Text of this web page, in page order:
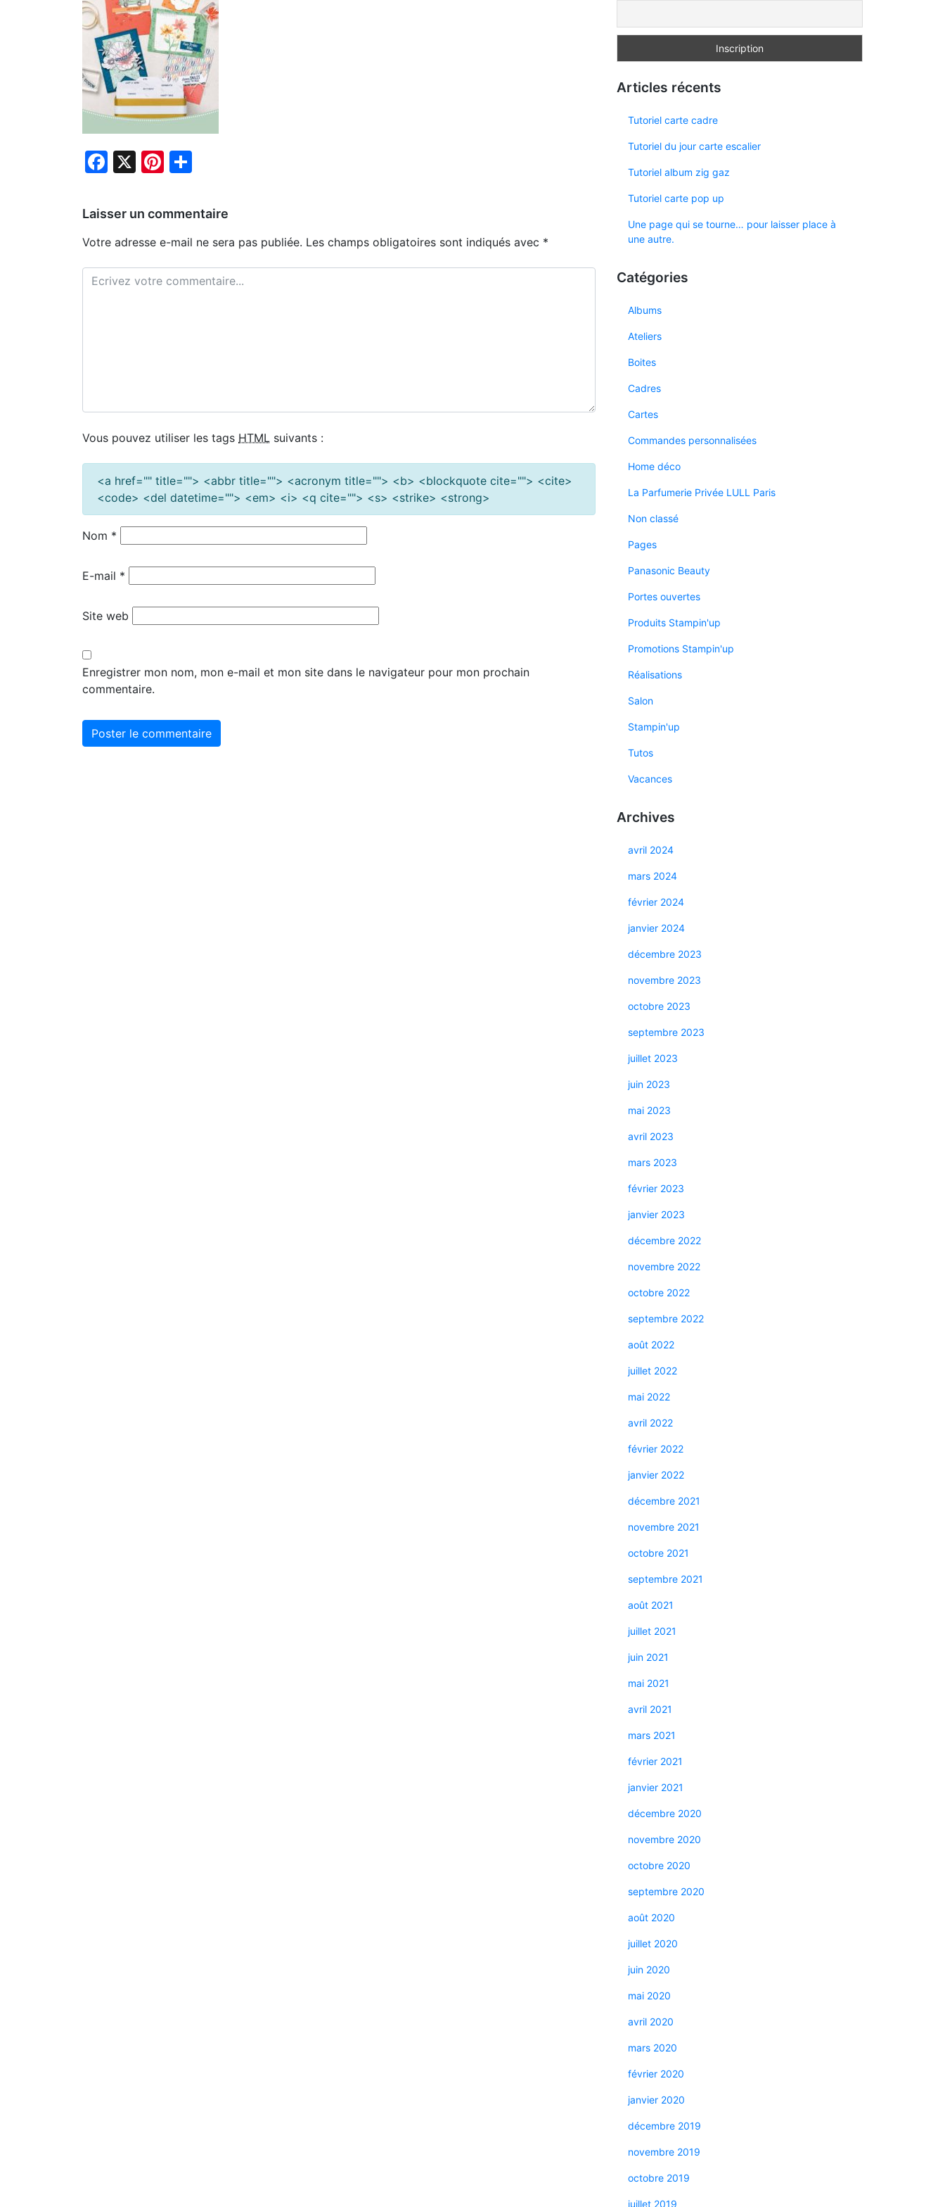
Facebook
X Pinterest
Laisser un commentaire
Votre adresse e-mail ne sera pas publiée. Les champs obligatoires sont indiqués avec *
Vous pouvez utiliser les tags HTML suivants :
<a href="" title=""> <abbr title=""> <acronym title=""> <b> <blockquote cite=""> <cite>
<code> <del datetime=""> <em> <i> <q cite=""> <s> <strike> <strong>
Nom *
E-mail *
Site web
Enregistrer mon nom, mon e-mail et mon site dans le navigateur pour mon prochain
commentaire.
Articles récents
Tutoriel carte cadre
Tutoriel du jour carte escalier
Tutoriel album zig gaz
Tutoriel carte pop up
Une page qui se tourne… pour laisser place à
une autre.
Catégories
Albums
Ateliers
Boites
Cadres
Cartes
Commandes personnalisées
Home déco
La Parfumerie Privée LULL Paris
Non classé
Pages
Panasonic Beauty
Portes ouvertes
Produits Stampin'up
Promotions Stampin'up
Réalisations
Salon
Stampin'up
Tutos
Vacances
Archives
avril 2024
mars 2024
février 2024
janvier 2024
décembre 2023
novembre 2023
octobre 2023
septembre 2023
juillet 2023
juin 2023
mai 2023
avril 2023
mars 2023
février 2023
janvier 2023
décembre 2022
novembre 2022
octobre 2022
septembre 2022
août 2022
juillet 2022
mai 2022
avril 2022
février 2022
janvier 2022
décembre 2021
novembre 2021
octobre 2021
septembre 2021
août 2021
juillet 2021
juin 2021
mai 2021
avril 2021
mars 2021
février 2021
janvier 2021
décembre 2020
novembre 2020
octobre 2020
septembre 2020
août 2020
juillet 2020
juin 2020
mai 2020
avril 2020
mars 2020
février 2020
janvier 2020
décembre 2019
novembre 2019
octobre 2019
juillet 2019